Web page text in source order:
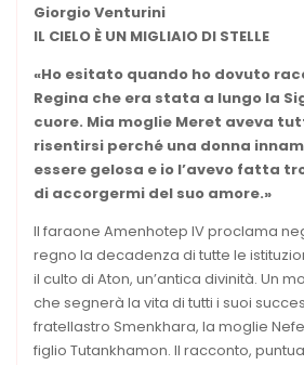
Giorgio Venturini
IL CIELO È UN MIGLIAIO DI STELLE
«Ho esitato quando ho dovuto
Regina che era stata a lungo la
cuore. Mia moglie Meret aveva
risentirsi perché una donna
essere gelosa e io l’avevo fatta
di accorgermi del suo amore.»
Il faraone Amenhotep IV proclama
regno la decadenza di tutte le
il culto di Aton, un’antica divinità. Un
che segnerà la vita di tutti i suoi
fratellastro Smenkhara, la moglie
figlio Tutankhamon. Il racconto,